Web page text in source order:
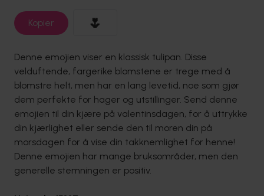
Kopier 🌷
Denne emojien viser en klassisk tulipan. Disse
velduftende, fargerike blomstene er trege med å
blomstre helt, men har en lang levetid, noe som gjør
dem perfekte for hager og utstillinger. Send denne
emojien til din kjære på valentinsdagen, for å uttrykke
din kjærlighet eller sende den til moren din på
morsdagen for å vise din takknemlighet for henne!
Denne emojien har mange bruksområder, men den
generelle stemningen er positiv.